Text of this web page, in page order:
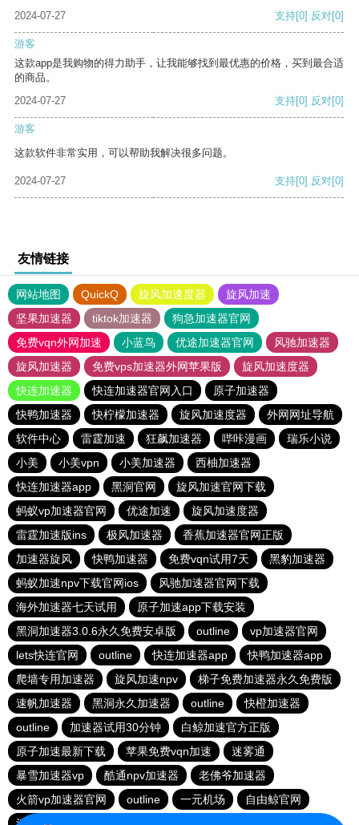
2024-07-27
支持[0] 反对[0]
游客
这款app是我购物的得力助手，让我能够找到最优惠的价格，买到最合适
的商品。
2024-07-27
支持[0] 反对[0]
游客
这款软件非常实用，可以帮助我解决很多问题。
2024-07-27 支持[0] 反对[0]
友情链接
网站地图 QuickQ 旋风加速度器
旋风加速
坚果加速器
tiktok加速器
狗急加速器官网
免费vqn外网加速
小蓝鸟 优途加速器官网
风驰加速器
旋风加速器
免费vps加速器外网苹果版
旋风加速度器
快连加速器
快连加速器官网入口
原子加速器
快鸭加速器
快柠檬加速器 旋风加速度器
外网网址导航
软件中心
雷霆加速 狂飙加速器 哔咔漫画
瑞乐小说
小美
小美vpn 小美加速器
西柚加速器
快连加速器app
黑洞官网
旋风加速官网下载
蚂蚁vp加速器官网
优途加速
旋风加速度器
雷霆加速版ins
极风加速器
香蕉加速器官网正版
加速器旋风
快鸭加速器 免费vqn试用7天
黑豹加速器
蚂蚁加速npv下载官网ios
风驰加速器官网下载
海外加速器七天试用
原子加速app下载安装
黑洞加速器3.0.6永久免费安卓版
outline
vp加速器官网
lets快连官网
outline 快连加速器app
快鸭加速器app
爬墙专用加速器
旋风加速npv
梯子免费加速器永久免费版
速帆加速器
黑洞永久加速器 outline
快橙加速器
outline
加速器试用30分钟
白鲸加速官方正版
原子加速最新下载
苹果免费vqn加速
迷雾通
暴雪加速器vp
酷通npv加速器
老佛爷加速器
火箭vp加速器官网
outline 一元机场
自由鲸官网